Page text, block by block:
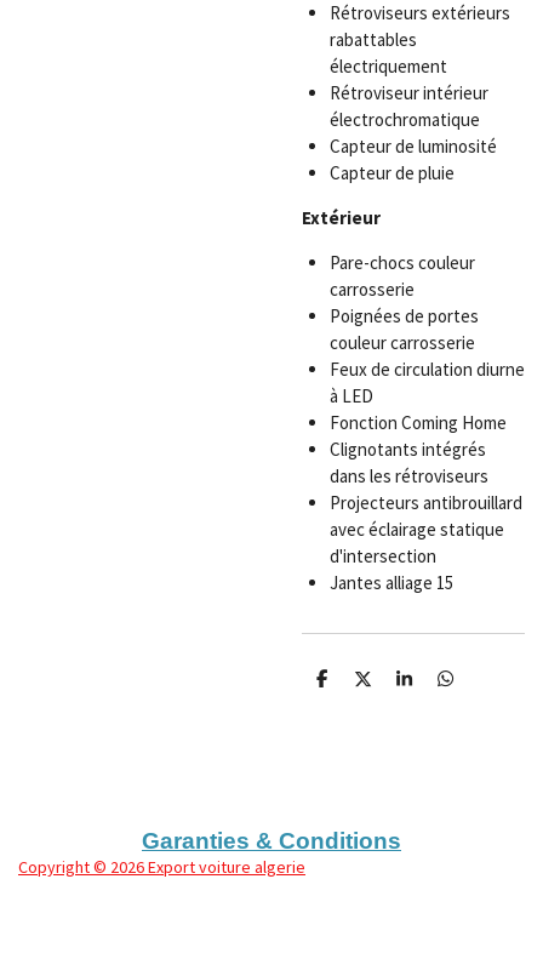
Rétroviseurs extérieurs
rabattables
électriquement
Rétroviseur intérieur
électrochromatique
Capteur de luminosité
Capteur de pluie
Extérieur
Pare-chocs couleur
carrosserie
Poignées de portes
couleur carrosserie
Feux de circulation diurne
à LED
Fonction Coming Home
Clignotants intégrés
dans les rétroviseurs
Projecteurs antibrouillard
avec éclairage statique
d'intersection
Jantes alliage 15
P
P
P
P
Garanties & Conditions
Copyright© 2026 Export voiture algerie